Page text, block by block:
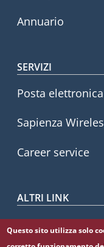
Annuario
SERVIZI
Posta elettronica
Sapienza
Career service
ALTRI LINK
CIAO
Questo sito utilizza solo